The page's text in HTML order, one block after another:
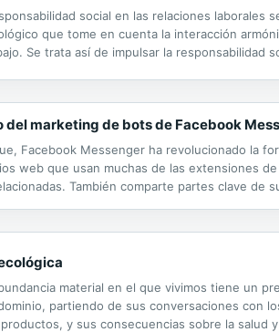
social en las relaciones
que tome en cuenta la interacción
Se trata así de impulsar la
del marketing de bots de Facebook
Facebook Messenger ha revolucionado la
web que usan muchas de las extensiones
También comparte partes clave
material en el que vivimos tiene un
partiendo de sus conversaciones con
y sus consecuencias sobre la salud